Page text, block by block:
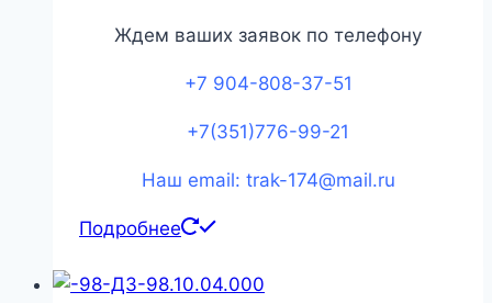
Ждем ваших заявок по телефону
+7 904-808-37-51
+7(351)776-99-21
Наш email: trak-174@mail.ru
Подробнее